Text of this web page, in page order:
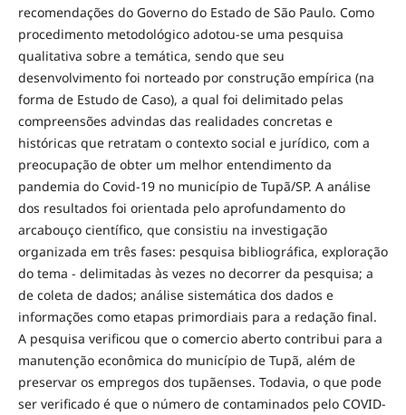
recomendações do Governo do Estado de São Paulo. Como
procedimento metodológico adotou-se uma pesquisa
qualitativa sobre a temática, sendo que seu
desenvolvimento foi norteado por construção empírica (na
forma de Estudo de Caso), a qual foi delimitado pelas
compreensões advindas das realidades concretas e
históricas que retratam o contexto social e jurídico, com a
preocupação de obter um melhor entendimento da
pandemia do Covid-19 no município de Tupã/SP. A análise
dos resultados foi orientada pelo aprofundamento do
arcabouço científico, que consistiu na investigação
organizada em três fases: pesquisa bibliográfica, exploração
do tema - delimitadas às vezes no decorrer da pesquisa; a
de coleta de dados; análise sistemática dos dados e
informações como etapas primordiais para a redação final.
A pesquisa verificou que o comercio aberto contribui para a
manutenção econômica do município de Tupã, além de
preservar os empregos dos tupãenses. Todavia, o que pode
ser verificado é que o número de contaminados pelo COVID-